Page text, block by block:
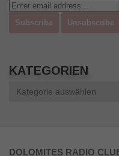
KATEGORIEN
DOLOMITES RADIO